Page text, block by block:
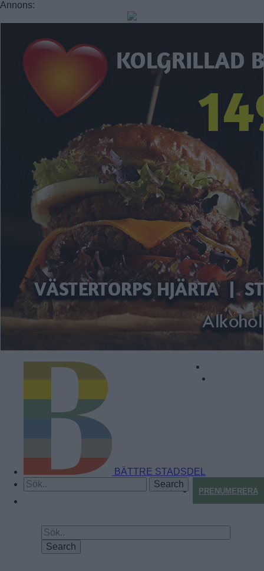
Annons:
BÄTTRE STADSDEL
PRENUMERERA